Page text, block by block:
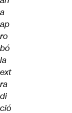
a
ap
ro
bó
la
ext
ra
di
ció